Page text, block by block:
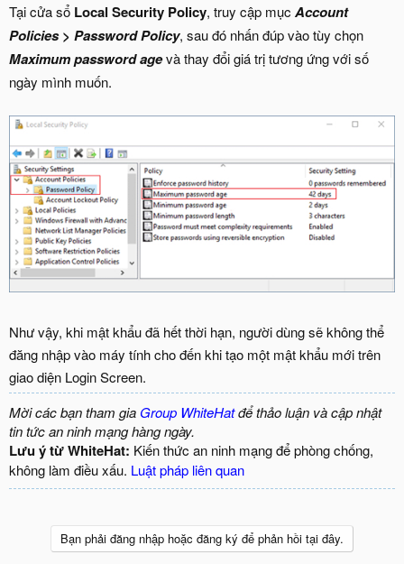
Tại cửa sổ Local Security Policy, truy cập mục Account
Policies > Password Policy, sau đó nhấn đúp vào tùy chọn
Maximum password agevà thay đổi giá trị tương ứng với số
ngày mình muốn.
Như vậy, khi mật khẩu đã hết thời hạn, người dùng sẽ không thể
đăng nhập vào máy tính cho đến khi tạo một mật khẩu mới trên
giao diện Login Screen.
Mời các bạn tham gia Group WhiteHatđể thảo luận và cập nhật
tin tức an ninh mạng hàng ngày.
Lưu ý từ WhiteHat: Kiến thức an ninh mạng để phòng chống,
không làm điều xấu. Luật pháp liên quan
Bạn phải đăng nhập hoặc đăng ký để phản hồi tại đây.